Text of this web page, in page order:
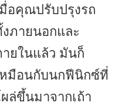
อคุณปรับปรุงรถ
ภายนอกและ
ยในแล้ว มันก็
มือนกับนกฟีนิกซ์ที่
ล่ขึ้นมาจากเถ้า